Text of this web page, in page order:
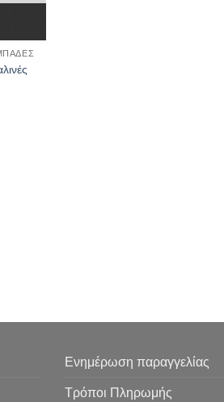
Ενημέρωση παραγγελίας
Τρόποι Πληρωμής